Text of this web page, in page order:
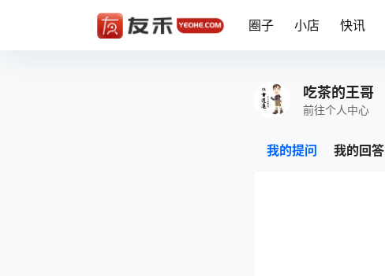
圈子 小店 快讯
吃茶的王哥
前往个人中心
我的提问 我的回答